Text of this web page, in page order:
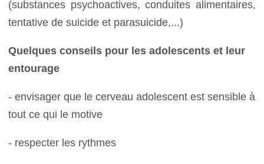
(substances psychoactives, conduites alimentaires,
tentative de suicide et parasuicide,...)
Quelques conseils pour les adolescents et leur
entourage
- envisager que le cerveau adolescent est sensible à
tout ce qui le motive
- respecter les rythmes